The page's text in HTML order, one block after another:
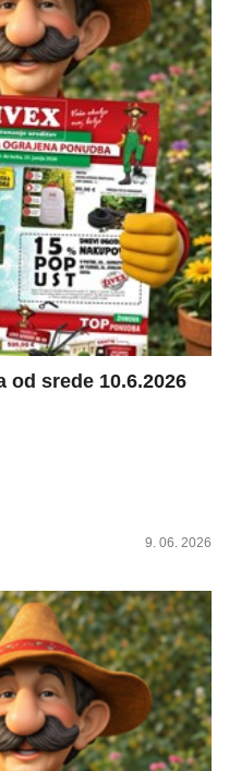
od srede 10.6.2026
9. 06. 2026